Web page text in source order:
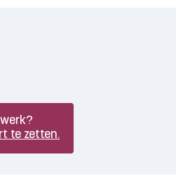
te zetten.